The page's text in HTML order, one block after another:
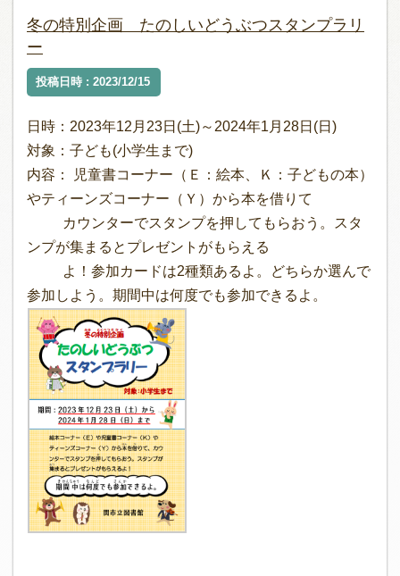
冬の特別企画 たのしいどうぶつスタンプラリ
ー
投稿日時 : 2023/12/15
日時：2023年12月23日(土)～2024年1月28日(日)
対象：子ども(小学生まで)
内容： 児童書コーナー（Ｅ：絵本、Ｋ：子どもの本）
やティーンズコーナー（Ｙ）から本を借りて
カウンターでスタンプを押してもらおう。スタ
ンプが集まるとプレゼントがもらえる
よ！参加カードは2種類あるよ。どちらか選んで
参加しよう。期間中は何度でも参加できるよ。